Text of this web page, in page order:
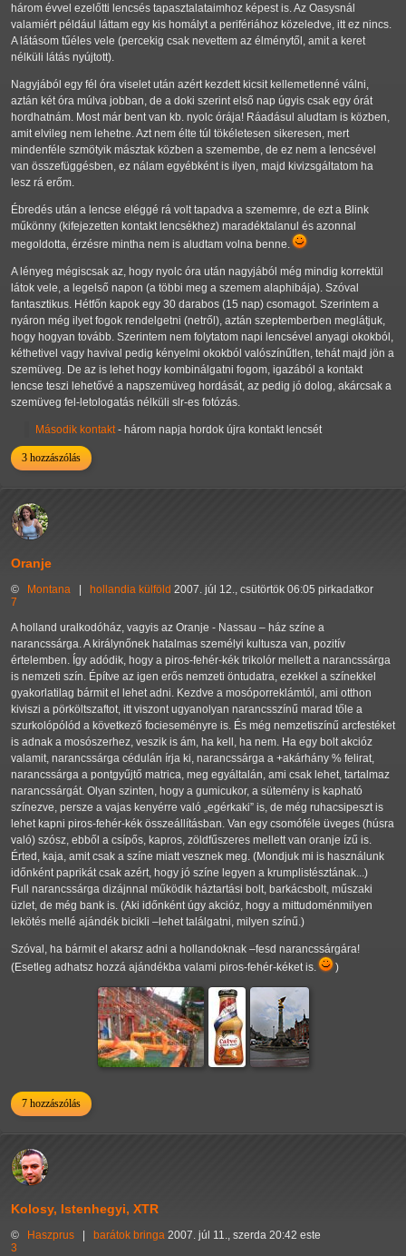
három évvel ezelőtti lencsés tapasztalataimhoz képest is. Az Oasysnál
valamiért például láttam egy kis homályt a perifériához közeledve, itt ez nincs.
A látásom tűéles vele (percekig csak nevettem az élménytől, amit a keret
nélküli látás nyújtott).
Nagyjából egy fél óra viselet után azért kezdett kicsit kellemetlenné válni,
aztán két óra múlva jobban, de a doki szerint első nap úgyis csak egy órát
hordhatnám. Most már bent van kb. nyolc órája! Ráadásul aludtam is közben,
amit elvileg nem lehetne. Azt nem élte túl tökéletesen sikeresen, mert
mindenféle szmötyik másztak közben a szemembe, de ez nem a lencsével
van összefüggésben, ez nálam egyébként is ilyen, majd kivizsgáltatom ha
lesz rá erőm.
Ébredés után a lencse eléggé rá volt tapadva a szememre, de ezt a Blink
műkönny (kifejezetten kontakt lencsékhez) maradéktalanul és azonnal
megoldotta, érzésre mintha nem is aludtam volna benne.
A lényeg mégiscsak az, hogy nyolc óra után nagyjából még mindig korrektül
látok vele, a legelső napon (a többi meg a szemem alaphibája). Szóval
fantasztikus. Hétfőn kapok egy 30 darabos (15 nap) csomagot. Szerintem a
nyáron még ilyet fogok rendelgetni (netről), aztán szeptemberben meglátjuk,
hogy hogyan tovább. Szerintem nem folytatom napi lencsével anyagi okokból,
kéthetivel vagy havival pedig kényelmi okokból valószínűtlen, tehát majd jön a
szemüveg. De az is lehet hogy kombinálgatni fogom, igazából a kontakt
lencse teszi lehetővé a napszemüveg hordását, az pedig jó dolog, akárcsak a
szemüveg fel-letologatás nélküli slr-es fotózás.
Második kontakt- három napja hordok újra kontakt lencsét
3 hozzászólás
Oranje
© Montana hollandia külföld 2007. júl 12., csütörtök 06:05 pirkadatkor
7
A holland uralkodóház, vagyis az Oranje - Nassau – ház színe a
narancssárga. A királynőnek hatalmas személyi kultusza van, pozitív
értelemben. Így adódik, hogy a piros-fehér-kék trikolór mellett a narancssárga
is nemzeti szín. Építve az igen erős nemzeti öntudatra, ezekkel a színekkel
gyakorlatilag bármit el lehet adni. Kezdve a mosóporreklámtól, ami otthon
kiviszi a pörköltszaftot, itt viszont ugyanolyan narancsszínű marad tőle a
szurkolópólód a következő focieseményre is. És még nemzetiszínű arcfestéket
is adnak a mosószerhez, veszik is ám, ha kell, ha nem. Ha egy bolt akcióz
valamit, narancssárga cédulán írja ki, narancssárga a +akárhány % felirat,
narancssárga a pontgyűjtő matrica, meg egyáltalán, ami csak lehet, tartalmaz
narancssárgát. Olyan szinten, hogy a gumicukor, a sütemény is kapható
színezve, persze a vajas kenyérre való „egérkaki” is, de még ruhacsipeszt is
lehet kapni piros-fehér-kék összeállításban. Van egy csomóféle üveges (húsra
való) szósz, ebből a csípős, kapros, zöldfűszeres mellett van oranje ízű is.
Érted, kaja, amit csak a színe miatt vesznek meg. (Mondjuk mi is használunk
időnként paprikát csak azért, hogy jó színe legyen a krumplistésztának...)
Full narancssárga dizájnnal működik háztartási bolt, barkácsbolt, műszaki
üzlet, de még bank is. (Aki időnként úgy akcióz, hogy a mittudoménmilyen
lekötés mellé ajándék bicikli –lehet találgatni, milyen színű.)
Szóval, ha bármit el akarsz adni a hollandoknak –fesd narancssárgára!
(Esetleg adhatsz hozzá ajándékba valami piros-fehér-kéket is.
)
7 hozzászólás
Kolosy, Istenhegyi, XTR
© Haszprus barátok bringa 2007. júl 11., szerda 20:42 este
3